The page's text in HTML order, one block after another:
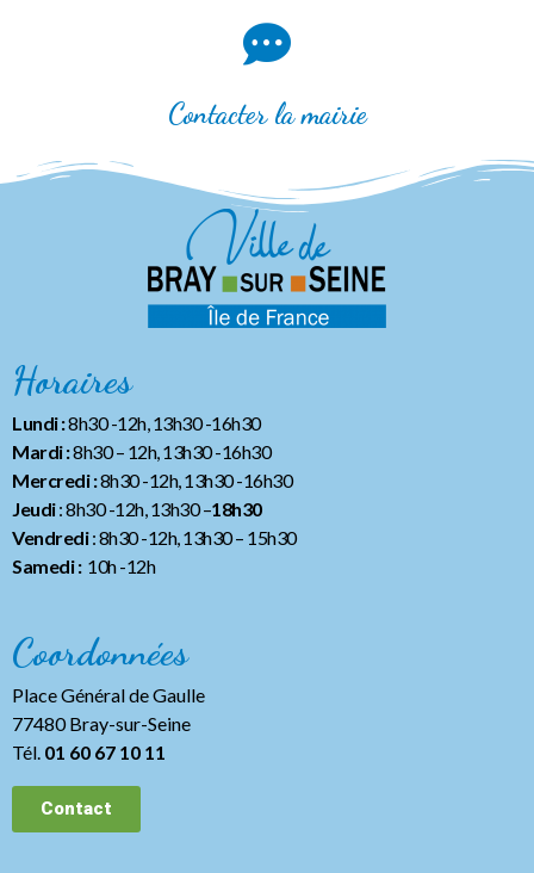
Contacter la mairie
Horaires
Lundi :8h30 -12h, 13h30 -16h30
Mardi :8h30 – 12h, 13h30 -16h30
Mercredi :8h30 -12h, 13h30 -16h30
Jeudi: 8h30 -12h, 13h30 –18h30
Vendredi: 8h30 -12h, 13h30– 15h30
Samedi :10h -12h
Coordonnées
Place Général de Gaulle
77480 Bray-sur-Seine
Tél. 01 60 67 10 11
Contact